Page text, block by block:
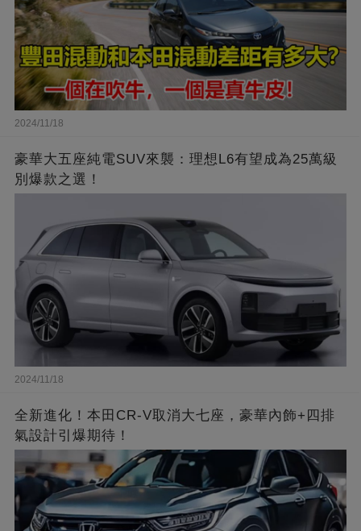
2024/11/18
豪華大五座純電SUV來襲：理想L6有望成為25萬級
別爆款之選！
2024/11/18
全新進化！本田CR-V取消大七座，豪華內飾+四排
氣設計引爆期待！